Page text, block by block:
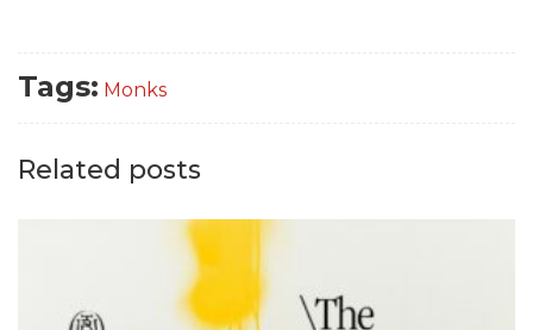
Tags: Monks
Related posts